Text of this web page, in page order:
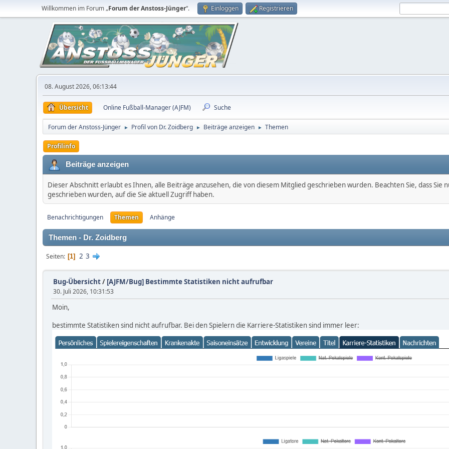
Willkommen im Forum „Forum der Anstoss-Jünger“. Einloggen Registrieren
08. August 2026, 06:13:44
Übersicht Online Fußball-Manager (AJFM) Suche
Forum der Anstoss-Jünger ► Profil von Dr. Zoidberg ► Beiträge anzeigen ► Themen
Profilinfo
Beiträge anzeigen
Dieser Abschnitt erlaubt es Ihnen, alle Beiträge anzusehen, die von diesem Mitglied geschrieben wurden. Beachten Sie, dass Sie
geschrieben wurden, auf die Sie aktuell Zugriff haben.
Benachrichtigungen Themen Anhänge
Themen - Dr. Zoidberg
Seiten 1 2 3
Bug-Übersicht/ [AJFM/Bug] Bestimmte Statistiken nicht aufrufbar
30. Juli 2026, 10:31:53
Moin,
bestimmte Statistiken sind nicht aufrufbar. Bei den Spielern die Karriere-Statistiken sind immer leer: